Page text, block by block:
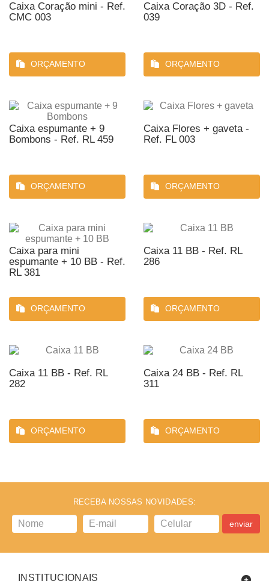
Caixa Coração mini - Ref.
CMC 003
ORÇAMENTO
Caixa Coração 3D - Ref.
039
ORÇAMENTO
Caixa espumante + 9
Bombons - Ref. RL 459
ORÇAMENTO
Caixa Flores + gaveta -
Ref. FL 003
ORÇAMENTO
Caixa para mini
espumante + 10 BB - Ref.
RL 381
ORÇAMENTO
Caixa 11 BB - Ref. RL
286
ORÇAMENTO
Caixa 11 BB - Ref. RL
282
ORÇAMENTO
Caixa 24 BB - Ref. RL
311
ORÇAMENTO
RECEBA NOSSAS NOVIDADES:
enviar
INSTITUCIONAIS